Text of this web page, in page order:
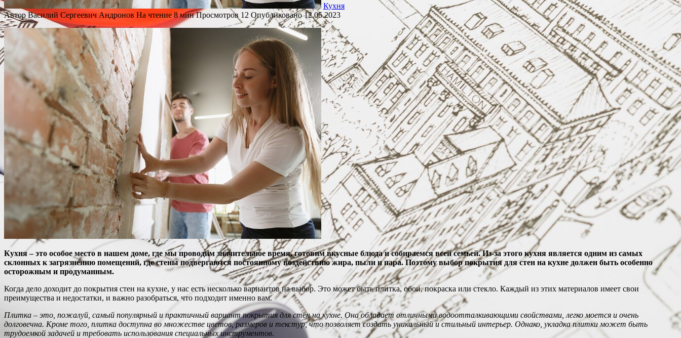
Кухня
Автор Василий Сергеевич Андронов На чтение8 мин Просмотров 12 Опубликовано 12.05.2023
Кухня – это особое место в нашем доме, где мы проводим значительное время, готовим вкусные блюда и собираемся всей семьей. Из-за этого кухня является одним из самых
склонных к загрязнению помещений, где стены подвергаются постоянному воздействию жира, пыли и пара. Поэтому выбор покрытия для стен на кухне должен быть особенно
осторожным и продуманным.
Когда дело доходит до покрытия стен на кухне, у нас есть несколько вариантов на выбор. Это может быть плитка, обои, покраска или стекло. Каждый из этих материалов имеет свои
преимущества и недостатки, и важно разобраться, что подходит именно вам.
Плитка – это, пожалуй, самый популярный и практичный вариант покрытия для стен на кухне. Она обладает отличными водоотталкивающими свойствами, легко моется и очень
долговечна. Кроме того, плитка доступна во множестве цветов, размеров и текстур, что позволяет создать уникальный и стильный интерьер. Однако, укладка плитки может быть
трудоемкой задачей и требовать использования специальных инструментов.